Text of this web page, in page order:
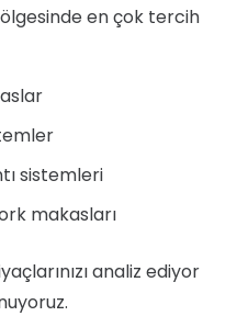
en çok tercih
sistemleri
makasları
analiz ediyor